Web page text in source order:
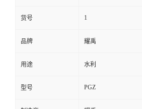
货号 1
品牌 耀禹
用途 水利
型号 PGZ